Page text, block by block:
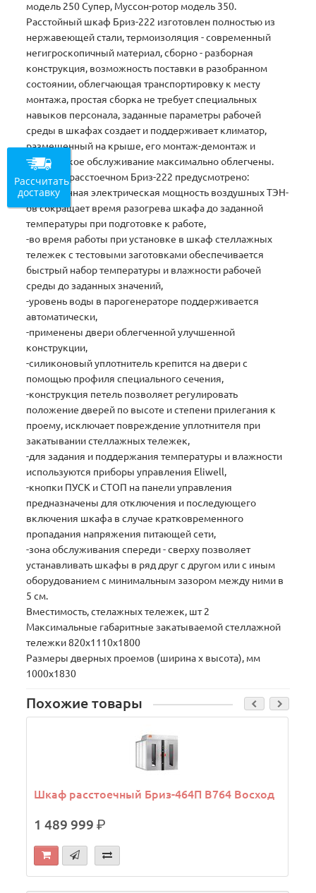
модель 250 Супер, Муссон-ротор модель 350.
Расстойный шкаф Бриз-222 изготовлен полностью из
нержавеющей стали, термоизоляция - современный
негигроскопичный материал, сборно - разборная
конструкция, возможность поставки в разобранном
состоянии, облегчающая транспортировку к месту
монтажа, простая сборка не требует специальных
навыков персонала, заданные параметры рабочей
среды в шкафах создает и поддерживает климатор,
размещенный на крыше, его монтаж-демонтаж и
техническое обслуживание максимально облегчены.
В шкафе расстоечном Бриз-222 предусмотрено:
-увеличенная электрическая мощность воздушных ТЭН-
ов сокращает время разогрева шкафа до заданной
температуры при подготовке к работе,
-во время работы при установке в шкаф стеллажных
тележек с тестовыми заготовками обеспечивается
быстрый набор температуры и влажности рабочей
среды до заданных значений,
-уровень воды в парогенераторе поддерживается
автоматически,
-применены двери облегченной улучшенной
конструкции,
-силиконовый уплотнитель крепится на двери с
помощью профиля специального сечения,
-конструкция петель позволяет регулировать
положение дверей по высоте и степени прилегания к
проему, исключает повреждение уплотнителя при
закатывании стеллажных тележек,
-для задания и поддержания температуры и влажности
используются приборы управления Eliwell,
-кнопки ПУСК и СТОП на панели управления
предназначены для отключения и последующего
включения шкафа в случае кратковременного
пропадания напряжения питающей сети,
-зона обслуживания спереди - сверху позволяет
устанавливать шкафы в ряд друг с другом или с иным
оборудованием с минимальным зазором между ними в
5 см.
Вместимость, стелажных тележек, шт 2
Максимальные габаритные закатываемой стеллажной
тележки 820x1110x1800
Размеры дверных проемов (ширина х высота), мм
1000x1830
Похожие товары
Шкаф расстоечный Бриз-464П В764 Восход
1 489 999р.
Рассчитать
доставку